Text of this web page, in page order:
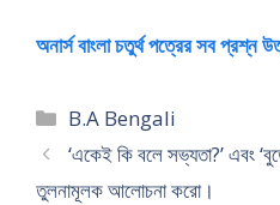
অনার্স বাংলা চতুর্থ পত্রের সব প্রশ্ন
Categories
B.A Bengali
‘একেই কি বলে সভ্যতা?’ এবং
তুলনামূলক আলোচনা করো।